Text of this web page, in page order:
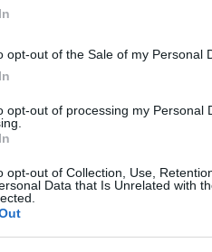
opt-out of the Sale of my Personal
opt-out of processing my Personal
opt-out of Collection, Use,
Data that Is Unrelated with
το χαμένο βάρος;
μας